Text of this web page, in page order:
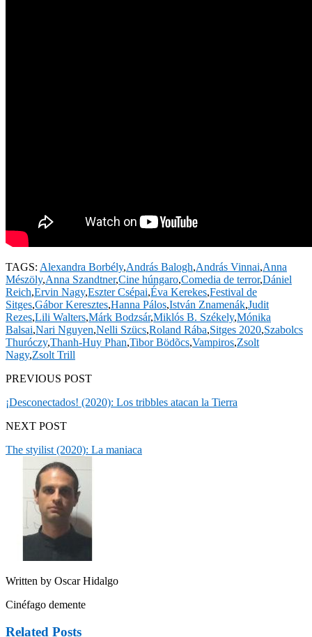
TAGS: Alexandra Borbély,András Balogh,András Vinnai,Anna
Mészöly,Anna Szandtner,Cine húngaro,Comedia de terror,Dániel
Reich,Ervin Nagy,Eszter Csépai,Éva Kerekes,Festival de
Sitges,Gábor Keresztes,Hanna Pálos,István Znamenák,Judit
Rezes,Lili Walters,Márk Bodzsár,Miklós B. Székely,Mónika
Balsai,Nari Nguyen,Nelli Szücs,Roland Rába,Sitges 2020,Szabolcs
Thuróczy,Thanh-Huy Phan,Tibor Bödõcs,Vampiros,Zsolt
Nagy,Zsolt Trill
PREVIOUS POST
¡Desconectados! (2020): Los tribbles atacan la Tierra
NEXT POST
The styilist (2020): La maniaca
Written by Oscar Hidalgo
Cinéfago demente
Related Posts